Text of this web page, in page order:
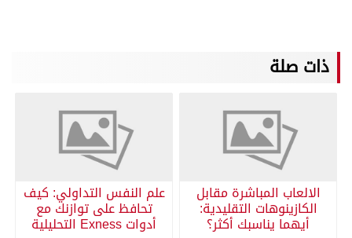
ذات صلة
الالعاب المباشرة مقابل
الكازينوهات التقليدية:
أيهما يناسبك أكثر؟
علم النفس التداولي: كيف
تحافظ على توازنك مع
أدوات Exness التحليلية